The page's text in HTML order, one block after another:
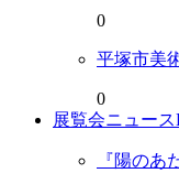
0
平塚市美
0
展覧会ニュース
『陽のあ